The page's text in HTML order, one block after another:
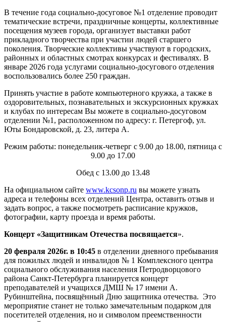
В течение года социально-досуговое №1 отделение проводит
тематические встречи, праздничные концерты, коллективные
посещения музеев города, организует выставки работ
прикладного творчества при участии людей старшего
поколения. Творческие коллективы участвуют в городских,
районных и областных смотрах конкурсах и фестивалях. В
январе 2026 года услугами социально-досугового отделения
воспользовались более 250 граждан.
Принять участие в работе компьютерного кружка, а также в
оздоровительных, познавательных и экскурсионных кружках
и клубах по интересам Вы можете в социально-досуговом
отделении №1, расположенном по адресу: г. Петергоф, ул.
Юты Бондаровской, д. 23, литера А.
Режим работы: понедельник-четверг с 9.00 до 18.00, пятница с
9.00 до 17.00
Обед с 13.00 до 13.48
На официальном сайте www.kcsonp.ru вы можете узнать
адреса и телефоны всех отделений Центра, оставить отзыв и
задать вопрос, а также посмотреть расписание кружков,
фотографии, карту проезда и время работы.
Концерт «Защитникам Отечества посвящается».
20 февраля 2026г. в 10:45 в отделении дневного пребывания
для пожилых людей и инвалидов № 1 Комплексного центра
социального обслуживания населения Петродворцового
района Санкт-Петербурга планируется концерт
преподавателей и учащихся ДМШ № 17 имени А.
Рубинштейна, посвящённый Дню защитника отечества. Это
мероприятие станет не только замечательным подарком для
посетителей отделения, но и символом преемственности